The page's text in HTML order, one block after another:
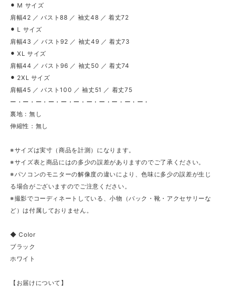
⚫︎ M サイズ
肩幅42 ／ バスト88 ／ 袖丈48 ／ 着丈72
⚫︎ L サイズ
肩幅43 ／ バスト92 ／ 袖丈49 ／ 着丈73
⚫︎ XL サイズ
肩幅44 ／ バスト96 ／ 袖丈50 ／ 着丈74
⚫︎ 2XL サイズ
肩幅45 ／ バスト100 ／ 袖丈51 ／ 着丈75
ー・ー・ー・ー・ー・ー・ー・ー・ー・ー・ー・
裏地：無し
伸縮性：無し
※サイズは実寸（商品を計測）になります。
※サイズ表と商品にはの多少の誤差がありますのでご了承ください。
※パソコンのモニターの解像度の違いにより、色味に多少の誤差が生じ
る場合がございますのでご注意ください。
※撮影でコーディネートしている、小物（バック・靴・アクセサリーな
ど）は付属しておりません。
◆ Color
ブラック
ホワイト
【お届けについて】